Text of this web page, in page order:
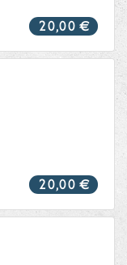
20,00 €
20,00 €